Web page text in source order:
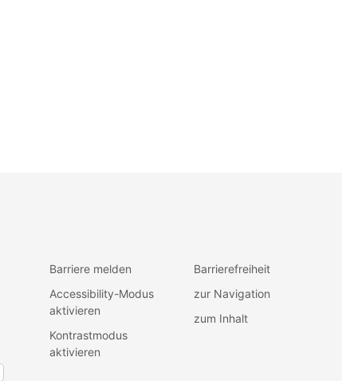
Barriere melden
Accessibility-Modus
aktivieren
Kontrastmodus
aktivieren
Barrierefreiheit
zur Navigation
zum Inhalt